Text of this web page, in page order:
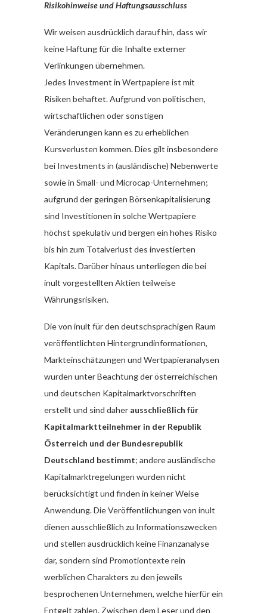
Risikohinweise und Haftungsausschluss
Wir weisen ausdrücklich darauf hin, dass wir
keine Haftung für die Inhalte externer
Verlinkungen übernehmen.
Jedes Investment in Wertpapiere ist mit
Risiken behaftet. Aufgrund von politischen,
wirtschaftlichen oder sonstigen
Veränderungen kann es zu erheblichen
Kursverlusten kommen. Dies gilt insbesondere
bei Investments in (ausländische) Nebenwerte
sowie in Small- und Microcap-Unternehmen;
aufgrund der geringen Börsenkapitalisierung
sind Investitionen in solche Wertpapiere
höchst spekulativ und bergen ein hohes Risiko
bis hin zum Totalverlust des investierten
Kapitals. Darüber hinaus unterliegen die bei
inult vorgestellten Aktien teilweise
Währungsrisiken.
Die von inult für den deutschsprachigen Raum
veröffentlichten Hintergrundinformationen,
Markteinschätzungen und Wertpapieranalysen
wurden unter Beachtung der österreichischen
und deutschen Kapitalmarktvorschriften
erstellt und sind daher ausschließlich für
Kapitalmarktteilnehmer in der Republik
Österreich und der Bundesrepublik
Deutschland bestimmt; andere ausländische
Kapitalmarktregelungen wurden nicht
berücksichtigt und finden in keiner Weise
Anwendung. Die Veröffentlichungen von inult
dienen ausschließlich zu Informationszwecken
und stellen ausdrücklich keine Finanzanalyse
dar, sondern sind Promotiontexte rein
werblichen Charakters zu den jeweils
besprochenen Unternehmen, welche hierfür ein
Entgelt zahlen. Zwischen dem Leser und den